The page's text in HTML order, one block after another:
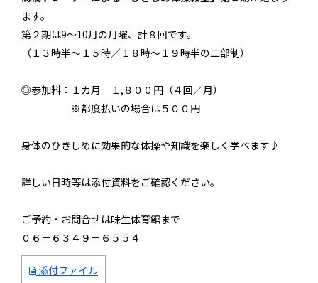
ます。
第２期は9～10月の月曜、計８回です。
（１３時半～１５時／１８時～１９時半の二部制）
◎参加料：１カ月 １,８００円（４回／月）
※都度払いの場合は５００円
身体のひきしめに効果的な体操や知識を楽しく学べます♪
詳しい日時等は添付資料をご確認ください。
ご予約・お問合せは味生体育館まで
０６－６３４９－６５５４
添付ファイル